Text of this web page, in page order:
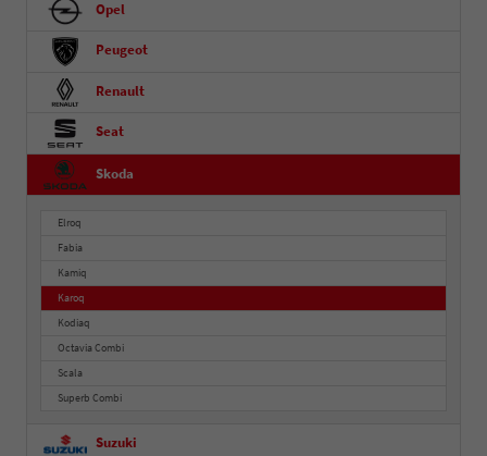
Opel
Peugeot
Renault
Seat
Skoda
Elroq
Fabia
Kamiq
Karoq
Kodiaq
Octavia Combi
Scala
Superb Combi
Suzuki